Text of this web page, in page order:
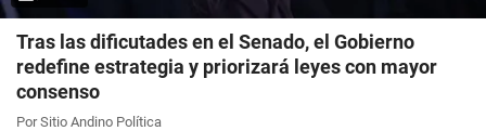
Tras las dificutades en el Senado, el Gobierno
redefine estrategia y priorizará leyes con mayor
consenso
Por Sitio Andino Política